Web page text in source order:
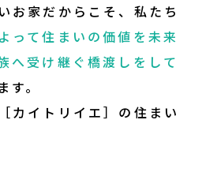
お家だからこそ、私たち
って住まいの価値を未来
へ受け継ぐ橋渡しをして
す。
カイトリイエ］の住まい